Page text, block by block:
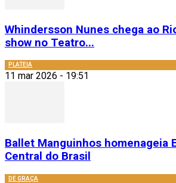
Whindersson Nunes chega ao
show no Teatro...
PLATEIA
11 mar 2026 - 19:51
Ballet Manguinhos homenageia
Central do Brasil
DE GRAÇA